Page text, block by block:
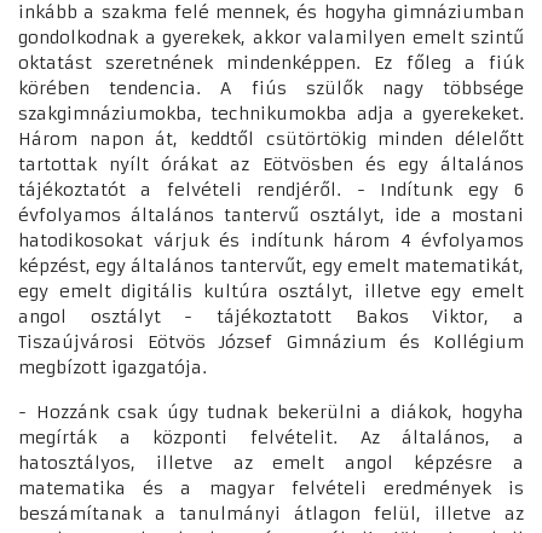
inkább a szakma felé mennek, és hogyha gimnáziumban
gondolkodnak a gyerekek, akkor valamilyen emelt szintű
oktatást szeretnének mindenképpen. Ez főleg a fiúk
körében tendencia. A fiús szülők nagy többsége
szakgimnáziumokba, technikumokba adja a gyerekeket.
Három napon át, keddtől csütörtökig minden délelőtt
tartottak nyílt órákat az Eötvösben és egy általános
tájékoztatót a felvételi rendjéről. - Indítunk egy 6
évfolyamos általános tantervű osztályt, ide a mostani
hatodikosokat várjuk és indítunk három 4 évfolyamos
képzést, egy általános tantervűt, egy emelt matematikát,
egy emelt digitális kultúra osztályt, illetve egy emelt
angol osztályt - tájékoztatott Bakos Viktor, a
Tiszaújvárosi Eötvös József Gimnázium és Kollégium
megbízott igazgatója.
- Hozzánk csak úgy tudnak bekerülni a diákok, hogyha
megírták a központi felvételit. Az általános, a
hatosztályos, illetve az emelt angol képzésre a
matematika és a magyar felvételi eredmények is
beszámítanak a tanulmányi átlagon felül, illetve az